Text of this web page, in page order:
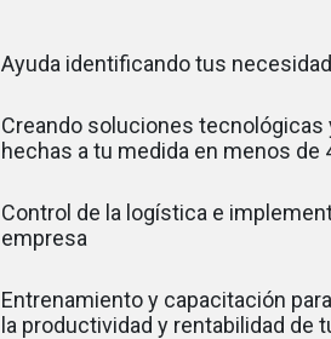
Ayuda identificando tus
Creando soluciones tecnológicas
hechas a tu medida en menos de
Control de la logística e
empresa
Entrenamiento y capacitación
la productividad y rentabilidad de